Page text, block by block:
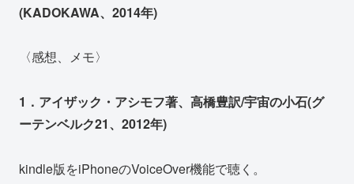
(KADOKAWA、2014年)
〈感想、メモ〉
1．アイザック・アシモフ著、高橋豊訳/宇宙の小石(グ
ーテンベルク21、2012年)
kindle版をiPhoneのVoiceOver機能で聴く。